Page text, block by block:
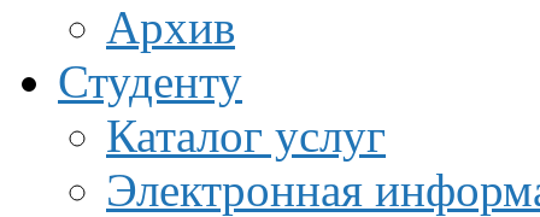
Архив
Студенту
Каталог услуг
Электронная